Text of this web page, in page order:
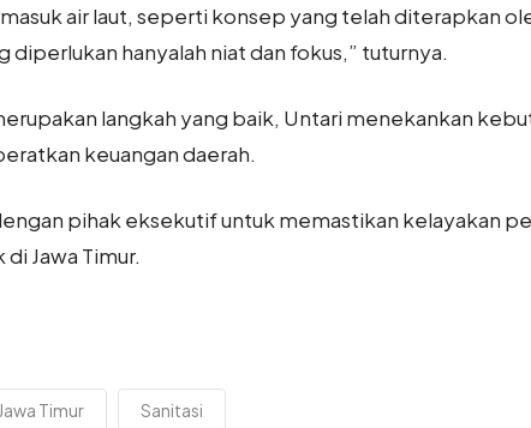
air laut, seperti konsep yang telah diterapkan
diperlukan hanyalah niat dan fokus,” tuturnya.
langkah yang baik, Untari menekankan
keuangan daerah.
pihak eksekutif untuk memastikan kelayakan
Jawa Timur.
Jawa Timur Sanitasi